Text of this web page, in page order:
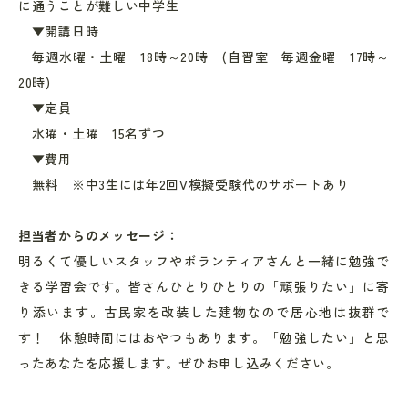
に通うことが難しい中学生
▼開講日時
毎週水曜・土曜 18時～20時 (自習室 毎週金曜 17時～
20時)
▼定員
水曜・土曜 15名ずつ
▼費用
無料 ※中3生には年2回V模擬受験代のサポートあり
担当者からのメッセージ：
明るくて優しいスタッフやボランティアさんと一緒に勉強で
きる学習会です。皆さんひとりひとりの「頑張りたい」に寄
り添います。古民家を改装した建物なので居心地は抜群で
す！ 休憩時間にはおやつもあります。「勉強したい」と思
ったあなたを応援します。ぜひお申し込みください。